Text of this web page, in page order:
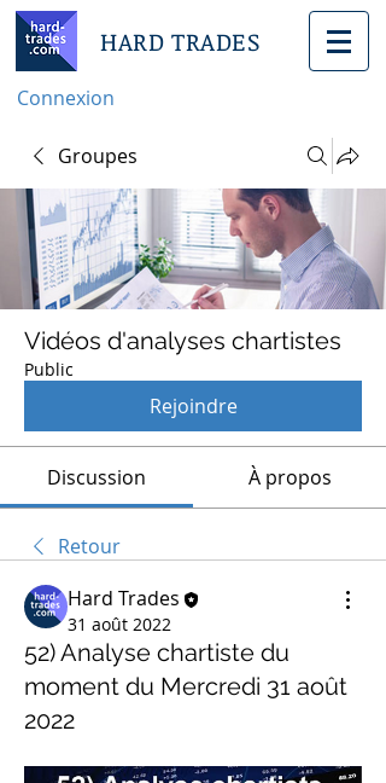
HARD TRADES
Connexion
Groupes
Vidéos d'analyses chartistes
Public
Rejoindre
Discussion À propos
Retour
Hard Trades
31 août 2022
52) Analyse chartiste du
moment du Mercredi 31 août
2022